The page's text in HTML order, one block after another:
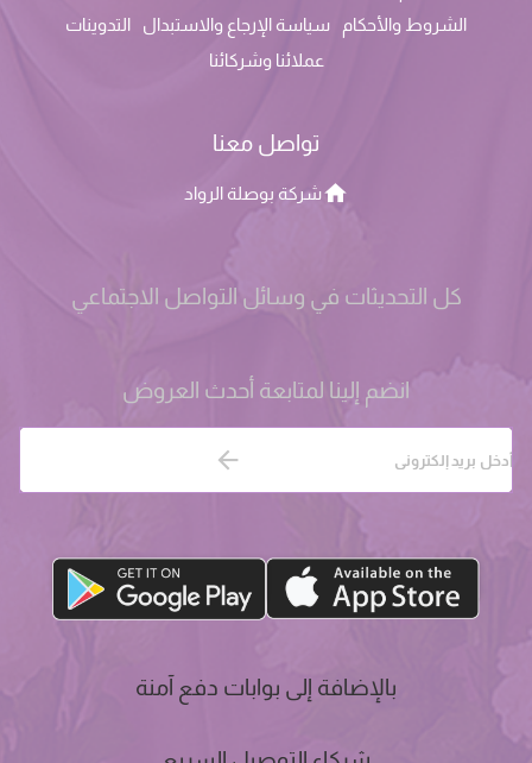
الشروط والأحكام
سياسة الإرجاع والاستبدال
التدوينات
عملائنا وشركائنا
تواصل معنا
شركة بوصلة الرواد
كل التحديثات في وسائل التواصل الاجتماعي
انضم إلينا لمتابعة أحدث العروض
بالإضافة إلى بوابات دفع آمنة